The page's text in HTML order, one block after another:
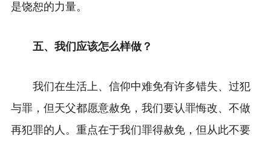
是饶恕的力量。
五、我们应该怎么样做？
我们在生活上、信仰中难免有许多错失、过犯
与罪，但天父都愿意赦免，我们要认罪悔改、不做
再犯罪的人。重点在于我们罪得赦免，但从此不要